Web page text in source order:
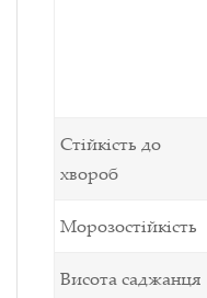
Стійкість до
хвороб
Морозостійкість
Висота саджанця